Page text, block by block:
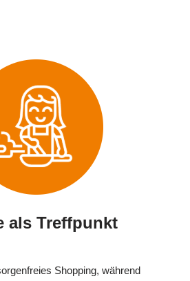
als Treffpunkt
Shopping, während